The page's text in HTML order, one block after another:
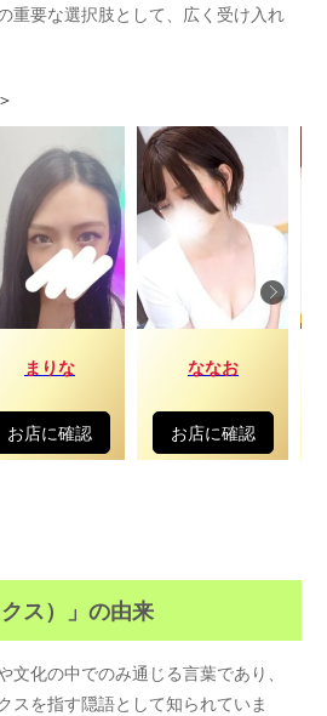
重要な選択肢として、広く受け入れ
まりな
お店に確認
ななお
お店に確認
ス）」の由来
文化の中でのみ通じる言葉であり、
スを指す隠語として知られていま